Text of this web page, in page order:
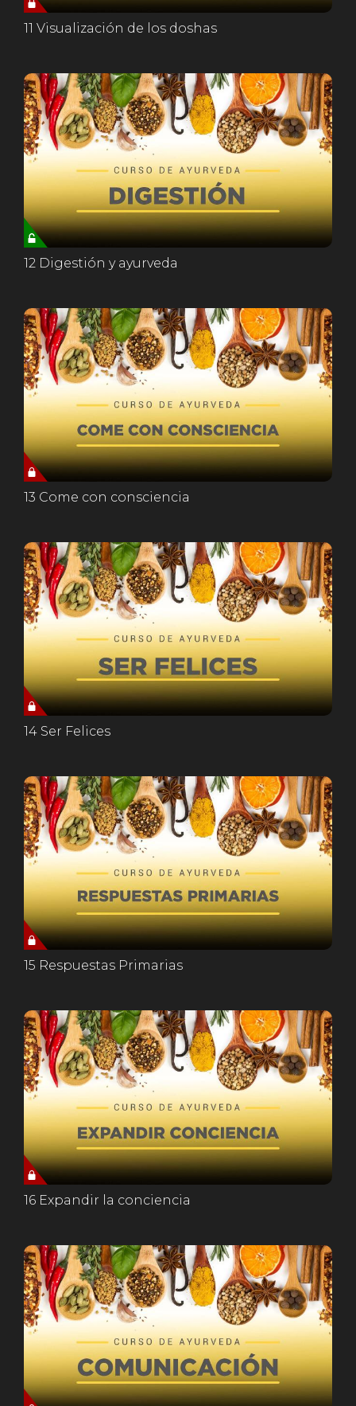
11 Visualización de los doshas
12 Digestión y ayurveda
13 Come con consciencia
14 Ser Felices
15 Respuestas Primarias
16 Expandir la conciencia